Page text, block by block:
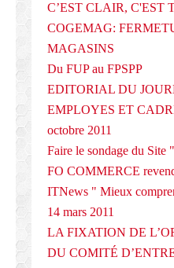
C’EST CLAIR, C'EST
COGEMAG:
MAGASINS
Du FUP au FPSPP
EDITORIAL DU
EMPLOYES ET
octobre 2011
Faire le sondage du
FO COMMERCE
ITNews " Mieux
14 mars 2011
LA FIXATION DE
DU COMITÉ